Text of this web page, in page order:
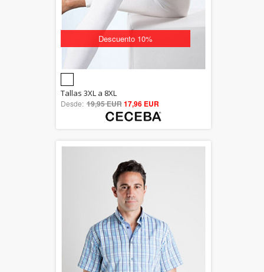
Descuento 10%
5.00
out of 5
Tallas 3XL a 8XL
Desde: 19,95 EUR17,96 EUR